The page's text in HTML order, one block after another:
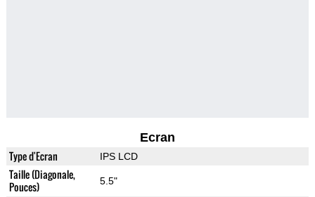
Ecran
Type d'Ecran IPS LCD
Taille (Diagonale,
Pouces)
5.5"